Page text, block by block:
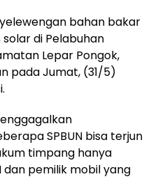
bahan bakar
solar di Pelabuhan
Lepar Pongok,
pada Jumat, (31/5)
SPBUN bisa terjun
timpang hanya
dan pemilik mobil yang